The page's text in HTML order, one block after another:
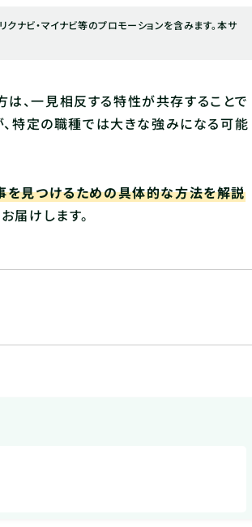
クナビ・マイナビ等のプロモーションを含みます。本サ
は、一見相反する特性が共存することで
、特定の職種では大きな強みになる可能
を見つけるための具体的な方法を解説
届けします。